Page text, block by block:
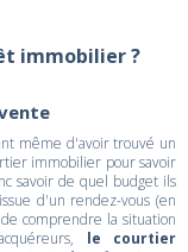
immobilier ?
même d'avoir trouvé un
immobilier pour savoir
savoir de quel budget ils
d'un rendez-vous (en
comprendre la situation
le courtier